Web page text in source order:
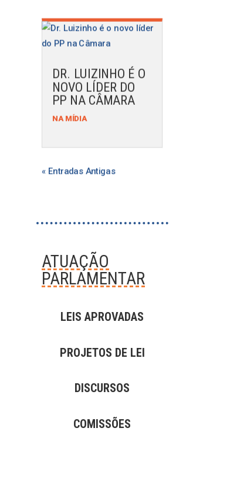
DR. LUIZINHO É O
NOVO LÍDER DO
PP NA CÂMARA
NA MÍDIA
« Entradas Antigas
ATUAÇÃO
PARLAMENTAR
LEIS APROVADAS
PROJETOS DE LEI
DISCURSOS
COMISSÕES